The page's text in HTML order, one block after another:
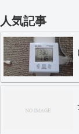
人気記事